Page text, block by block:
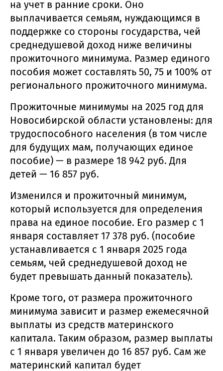
на учет в ранние сроки. Оно
выплачивается семьям, нуждающимся в
поддержке со стороны государства, чей
среднедушевой доход ниже величины
прожиточного минимума. Размер единого
пособия может составлять 50, 75 и 100% от
регионального прожиточного минимума.
Прожиточные минимумы на 2025 год для
Новосибирской области установлены: для
трудоспособного населения (в том числе
для будущих мам, получающих единое
пособие) — в размере 18 942 руб. Для
детей — 16 857 руб.
Изменился и прожиточный минимум,
который используется для определения
права на единое пособие. Его размер с 1
января составляет 17 378 руб. (пособие
устанавливается с 1 января 2025 года
семьям, чей среднедушевой доход не
будет превышать данный показатель).
Кроме того, от размера прожиточного
минимума зависит и размер ежемесячной
выплаты из средств материнского
капитала. Таким образом, размер выплаты
с 1 января увеличен до 16 857 руб. Сам же
материнский капитал будет